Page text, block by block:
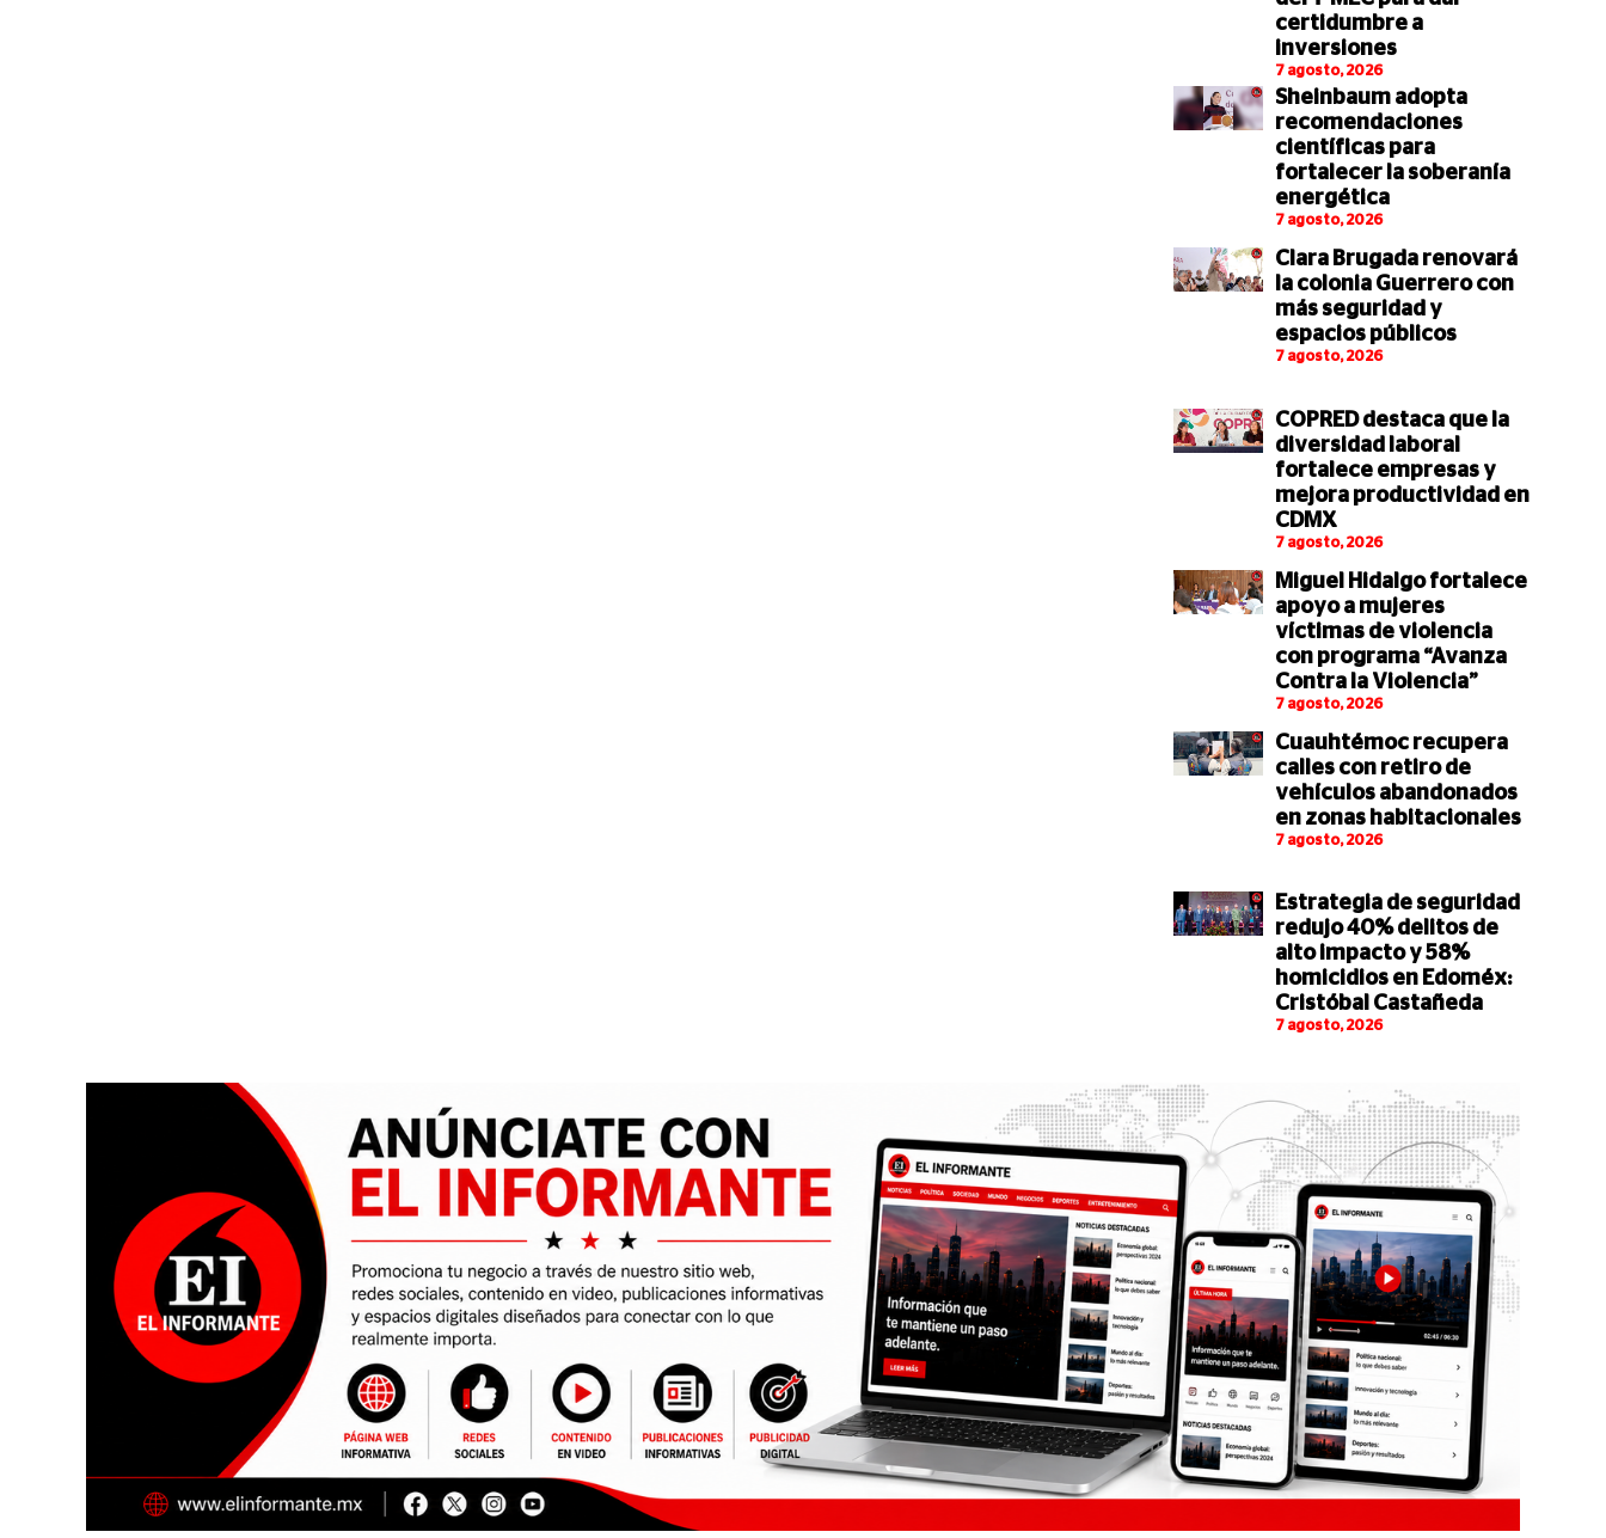
certidumbre a
inversiones
7 agosto, 2026
Sheinbaum adopta
recomendaciones
científicas para
fortalecer la soberanía
energética
7 agosto, 2026
Clara Brugada renovará
la colonia Guerrero con
más seguridad y
espacios públicos
7 agosto, 2026
COPRED destaca que la
diversidad laboral
fortalece empresas y
mejora productividad en
CDMX
7 agosto, 2026
Miguel Hidalgo fortalece
apoyo a mujeres
víctimas de violencia
con programa “Avanza
Contra la Violencia”
7 agosto, 2026
Cuauhtémoc recupera
calles con retiro de
vehículos abandonados
en zonas habitacionales
7 agosto, 2026
Estrategia de seguridad
redujo 40% delitos de
alto impacto y 58%
homicidios en Edoméx:
Cristóbal Castañeda
7 agosto, 2026